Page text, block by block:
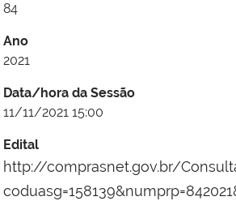
84
Ano
2021
Data/hora da Sessão
11/11/2021 15:00
Edital
http://comprasnet.gov.br/